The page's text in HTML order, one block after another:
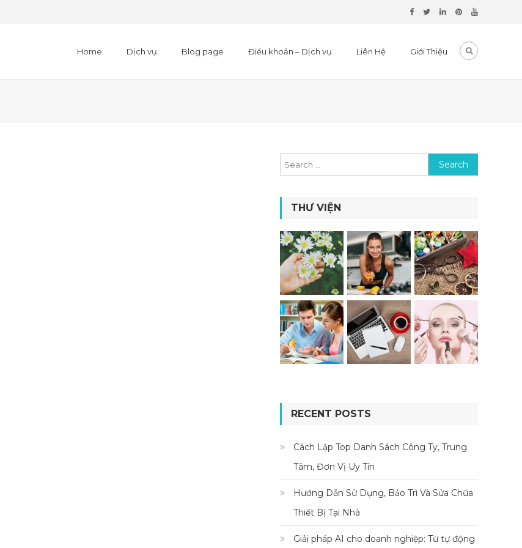
Home Dịch vụ Blog page Điều khoản – Dịch vụ Liên Hệ Giới Thiệu
Search for:
THƯ VIỆN
RECENT POSTS
Cách Lập Top Danh Sách Công Ty, Trung
Tâm, Đơn Vị Uy Tín
Hướng Dẫn Sử Dụng, Bảo Trì Và Sửa Chữa
Thiết Bị Tại Nhà
Giải pháp AI cho doanh nghiệp: Từ tự động